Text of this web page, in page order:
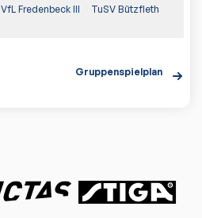
VfL Fredenbeck III TuSV Bützfleth
Gruppenspielplan